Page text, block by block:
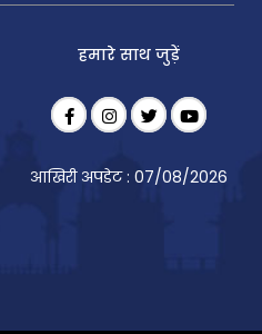
हमारे साथ जुड़ें
आखिरी अपडेट : 07/08/2026